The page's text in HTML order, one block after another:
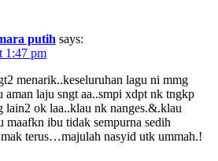
putih says:
1:47 pm
menarik..keseluruhan lagu ni mmg
laju sngt aa..smpi xdpt nk tngkp
lain2 ok laa..klau nk nanges.&.klau
maafkn ibu tidak sempurna sedih
terus…majulah nasyid utk ummah.!